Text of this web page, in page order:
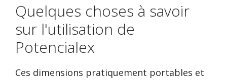
Quelques choses à savoir
sur l'utilisation de
Potencialex
Ces dimensions pratiquement portables et